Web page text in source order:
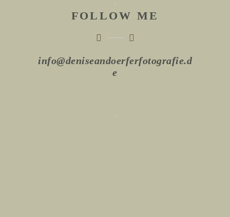
FOLLOW ME
info@deniseandoerferfotografie.d
e